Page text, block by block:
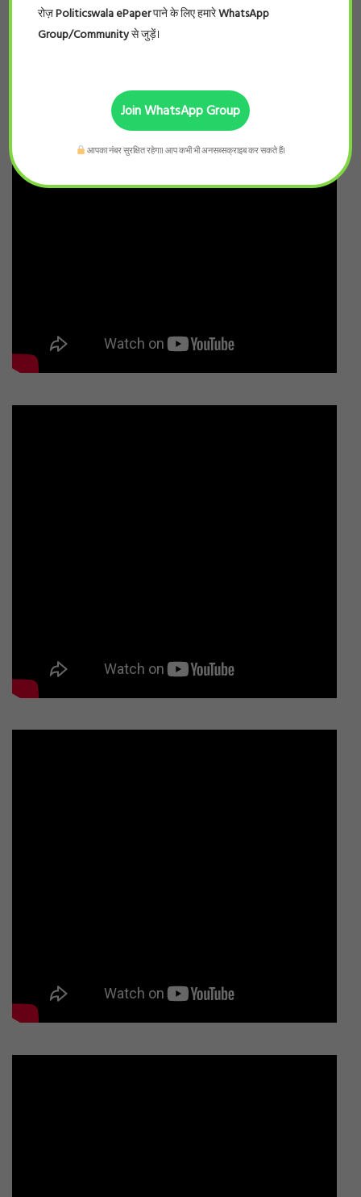
रोज़Politicswala ePaperपाने के लिए हमारेWhatsApp
Group/Communityसे जुड़ें।
Join WhatsApp Group
आपका नंबर सुरक्षित रहेगा। आप कभी भी अनसब्सक्राइब कर सकते हैं।